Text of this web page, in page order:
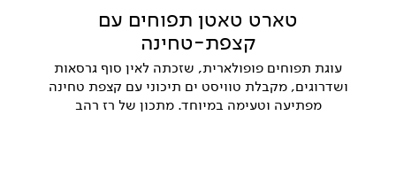
טארט טאטן תפוחים עם
קצפת-טחינה
עוגת תפוחים פופולארית, שזכתה לאין סוף גרסאות
ושדרוגים, מקבלת טוויסט ים תיכוני עם קצפת טחינה
מפתיעה וטעימה במיוחד. מתכון של רז רהב